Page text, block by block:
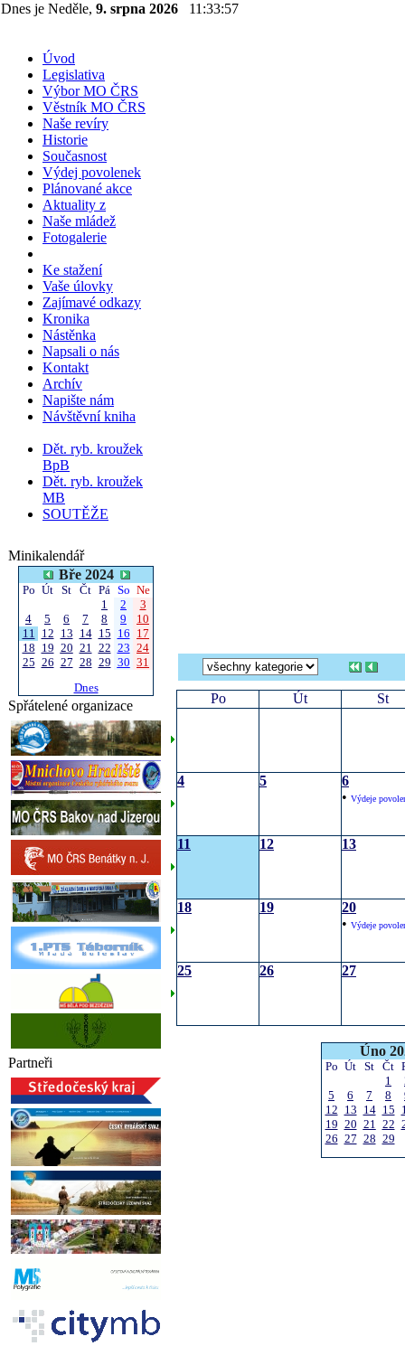
Dnes je Neděle, 9. srpna 2026 11:33:58
Úvod
Legislativa
Výbor MO ČRS
Věstník MO ČRS
Naše revíry
Historie
Současnost
Výdej povolenek
Plánované akce
Aktuality z
Naše mládež
Fotogalerie
Ke stažení
Vaše úlovky
Zajímavé odkazy
Kronika
Nástěnka
Napsali o nás
Kontakt
Archív
Napište nám
Návštěvní kniha
Dět. ryb. kroužek
BpB
Dět. ryb. kroužek
MB
SOUTĚŽE
Minikalendář
Bře 2024
Po Út St Čt Pá So Ne
1
2
3
4
5 6 7 8 9
10
11 12 13 14 15 16 17
18 19 20 21 22 23 24
25 26 27 28 29 30 31
Dnes
Spřátelené organizace
Partneři
Po Út St
4 5
6
• Výdeje
11 12 13
18 19
20
• Výdeje
25 26 27
Úno
Po Út St Čt
1
5
6 7 8
12 13 14 15
19 20 21 22
26 27 28 29